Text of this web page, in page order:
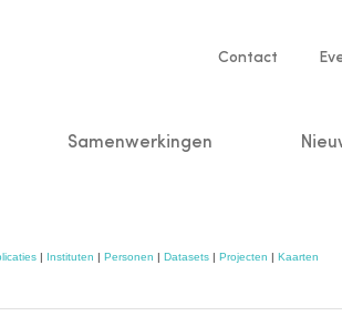
Service
Contact
Samenwerkingen
| Instituten | Personen | Datasets| Projecten | Kaarten